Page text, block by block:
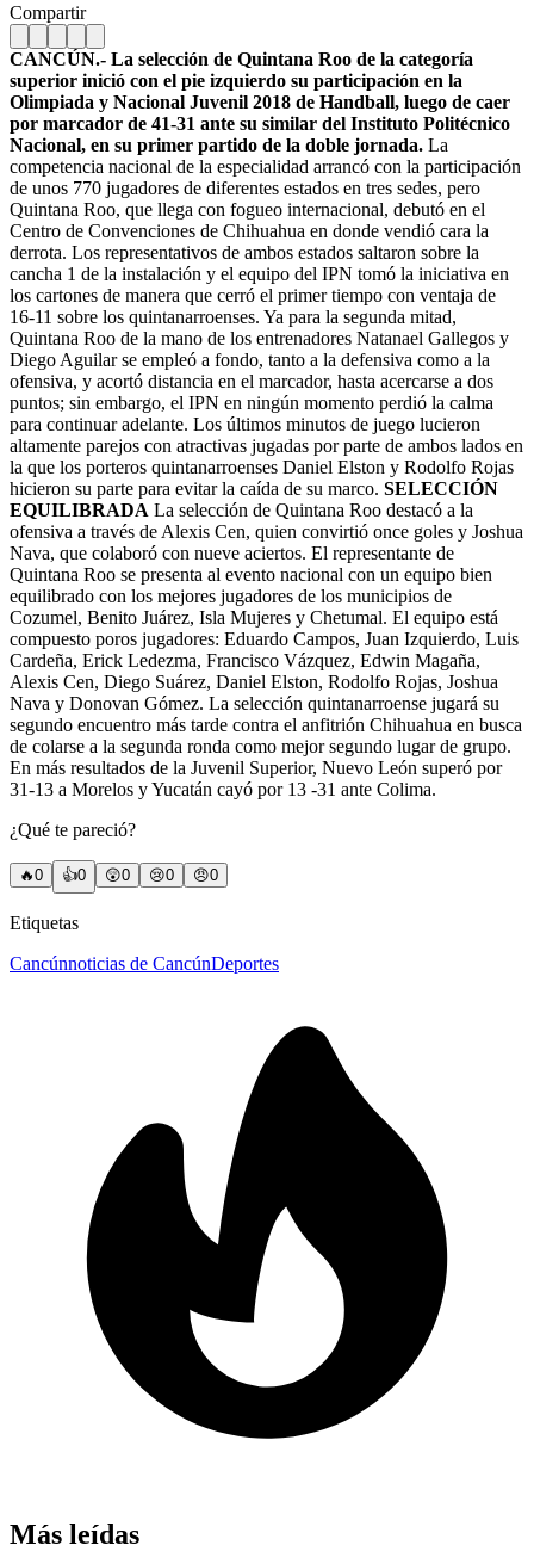
Compartir
CANCÚN.- La selección de Quintana Roo de la categoría
superior inició con el pie izquierdo su participación en la
Olimpiada y Nacional Juvenil 2018 de Handball, luego de caer
por marcador de 41-31 ante su similar del Instituto Politécnico
Nacional, en su primer partido de la doble jornada. La
competencia nacional de la especialidad arrancó con la participación
de unos 770 jugadores de diferentes estados en tres sedes, pero
Quintana Roo, que llega con fogueo internacional, debutó en el
Centro de Convenciones de Chihuahua en donde vendió cara la
derrota. Los representativos de ambos estados saltaron sobre la
cancha 1 de la instalación y el equipo del IPN tomó la iniciativa en
los cartones de manera que cerró el primer tiempo con ventaja de
16-11 sobre los quintanarroenses. Ya para la segunda mitad,
Quintana Roo de la mano de los entrenadores Natanael Gallegos y
Diego Aguilar se empleó a fondo, tanto a la defensiva como a la
ofensiva, y acortó distancia en el marcador, hasta acercarse a dos
puntos; sin embargo, el IPN en ningún momento perdió la calma
para continuar adelante. Los últimos minutos de juego lucieron
altamente parejos con atractivas jugadas por parte de ambos lados en
la que los porteros quintanarroenses Daniel Elston y Rodolfo Rojas
hicieron su parte para evitar la caída de su marco. SELECCIÓN
EQUILIBRADA La selección de Quintana Roo destacó a la
ofensiva a través de Alexis Cen, quien convirtió once goles y Joshua
Nava, que colaboró con nueve aciertos. El representante de
Quintana Roo se presenta al evento nacional con un equipo bien
equilibrado con los mejores jugadores de los municipios de
Cozumel, Benito Juárez, Isla Mujeres y Chetumal. El equipo está
compuesto poros jugadores: Eduardo Campos, Juan Izquierdo, Luis
Cardeña, Erick Ledezma, Francisco Vázquez, Edwin Magaña,
Alexis Cen, Diego Suárez, Daniel Elston, Rodolfo Rojas, Joshua
Nava y Donovan Gómez. La selección quintanarroense jugará su
segundo encuentro más tarde contra el anfitrión Chihuahua en busca
de colarse a la segunda ronda como mejor segundo lugar de grupo.
En más resultados de la Juvenil Superior, Nuevo León superó por
31-13 a Morelos y Yucatán cayó por 13 -31 ante Colima.
¿Qué te pareció?
🔥0 👍0 😲0 😢0 😠0
Etiquetas
Cancúnnoticias de CancúnDeportes
Más leídas